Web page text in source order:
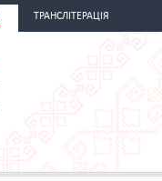
ТРАНСЛІТЕРАЦІЯ